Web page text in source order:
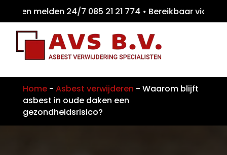
melden 24/7 085 21 21 774 •
Home- Asbest verwijderen - Waarom blijft
asbest in oude daken een
gezondheidsrisico?